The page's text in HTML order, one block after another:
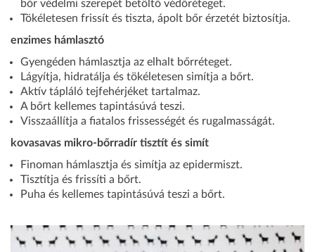
bőr védelmi szerepét betöltő védőréteget.
Tökéletesen frissít és tiszta, ápolt bőr érzetét biztosítja.
enzimes hámlasztó
Gyengéden hámlasztja az elhalt bőrréteget.
Lágyítja, hidratálja és tökéletesen simítja a bőrt.
Aktív tápláló tejfehérjéket tartalmaz.
A bőrt kellemes tapintásúvá teszi.
Visszaállítja a fiatalos frissességét és rugalmasságát.
kovasavas mikro-bőrradír tisztít és simít
Finoman hámlasztja és simítja az epidermiszt.
Tisztítja és frissíti a bőrt.
Puha és kellemes tapintásúvá teszi a bőrt.